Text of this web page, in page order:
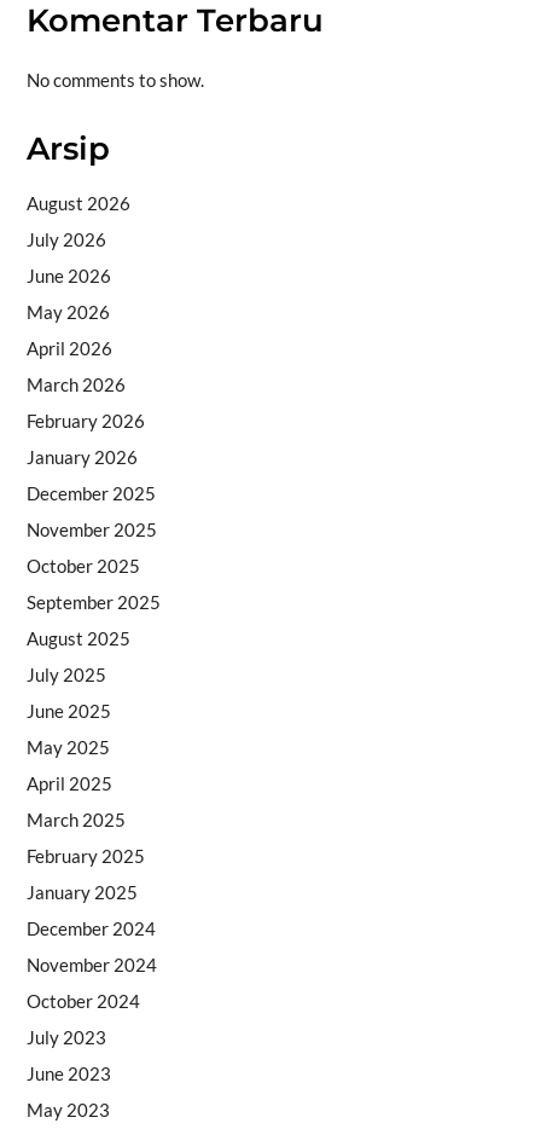
Komentar Terbaru
No comments to show.
Arsip
August 2026
July 2026
June 2026
May 2026
April 2026
March 2026
February 2026
January 2026
December 2025
November 2025
October 2025
September 2025
August 2025
July 2025
June 2025
May 2025
April 2025
March 2025
February 2025
January 2025
December 2024
November 2024
October 2024
July 2023
June 2023
May 2023